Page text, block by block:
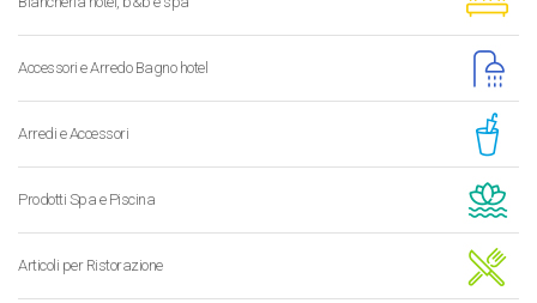
Accessori e Arredo Bagno hotel
Arredi e Accessori
Prodotti Spa e Piscina
Articoli per Ristorazione